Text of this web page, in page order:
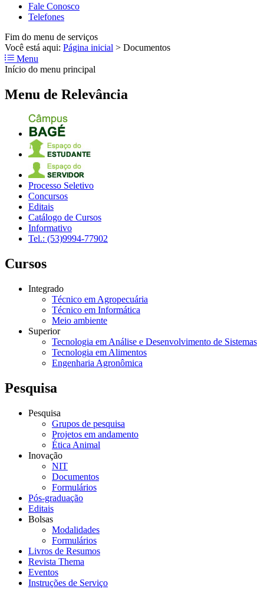
Fale Conosco
Telefones
Fim do menu de serviços
Você está aqui: Página inicial > Documentos
Menu
Início do menu principal
Menu de Relevância
Processo Seletivo
Concursos
Editais
Catálogo de Cursos
Informativo
Tel.: (53)9994-77902
Cursos
Integrado
Técnico em Agropecuária
Técnico em Informática
Meio ambiente
Superior
Tecnologia em Análise e Desenvolvimento de Sistemas
Tecnologia em Alimentos
Engenharia Agronômica
Pesquisa
Pesquisa
Grupos de pesquisa
Projetos em andamento
Ética Animal
Inovação
NIT
Documentos
Formulários
Pós-graduação
Editais
Bolsas
Modalidades
Formulários
Livros de Resumos
Revista Thema
Eventos
Instruções de Serviço